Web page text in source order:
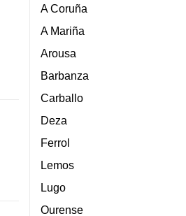
A Coruña
A Mariña
Arousa
Barbanza
Carballo
Deza
Ferrol
Lemos
Lugo
Ourense